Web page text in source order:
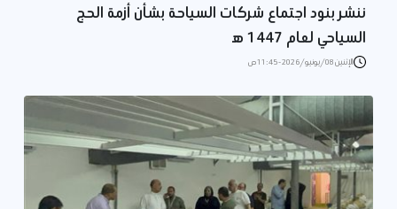
ننشر بنود اجتماع شركات السياحة بشأن أزمة الحج
السياحي لعام 1447 ه‍
الإثنين 08/يونيو/2026 - 11:45 ص